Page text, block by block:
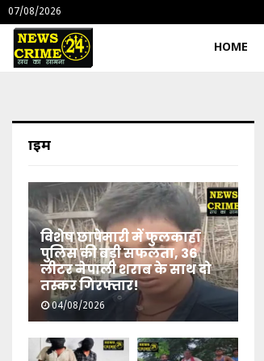
07/08/2026
HOME
क्राइम
विशेष छापेमारी में फुलकाहा
पुलिस की बड़ी सफलता, 36
लीटर नेपाली शराब के साथ दो
तस्कर गिरफ्तार!
04/08/2026